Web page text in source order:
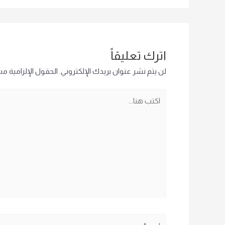
اترك تعليقاً
لن يتم نشر عنوان بريدك الإلكتروني. الحقول الإلزامية
هنا...